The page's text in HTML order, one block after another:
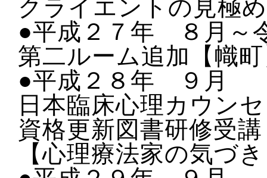
クライエントの見極
●平成２７年 ８月
第二ルーム追加【幟
●平成２８年 ９月
日本臨床心理カウン
資格更新図書研修受講
【心理療法家の気づ